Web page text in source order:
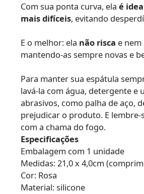
Com sua ponta curva, elaé
mais difíceis, evitando
E o melhor: ela não risca e
mantendo-as sempre novas e
Para manter sua espátula
lavá-la com água, detergente e
abrasivos, como palha de aço,
prejudicar o produto. E
com a chama do fogo.
Especificações
Embalagem com 1 unidade
Medidas: 21,0 x 4,0cm
Cor: Rosa
Material: silicone